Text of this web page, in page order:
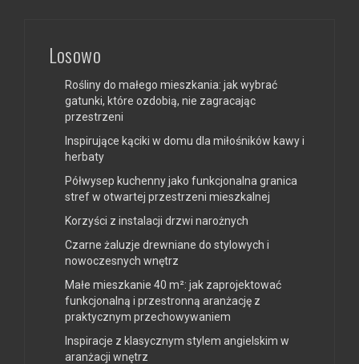
Losowo
Rośliny do małego mieszkania: jak wybrać
gatunki, które ozdobią, nie zagracając
przestrzeni
Inspirujące kąciki w domu dla miłośników kawy i
herbaty
Półwysep kuchenny jako funkcjonalna granica
stref w otwartej przestrzeni mieszkalnej
Korzyści z instalacji drzwi narożnych
Czarne żaluzje drewniane do stylowych i
nowoczesnych wnętrz
Małe mieszkanie 40 m²: jak zaprojektować
funkcjonalną i przestronną aranżację z
praktycznym przechowywaniem
Inspiracje z klasycznym stylem angielskim w
aranżacji wnętrz